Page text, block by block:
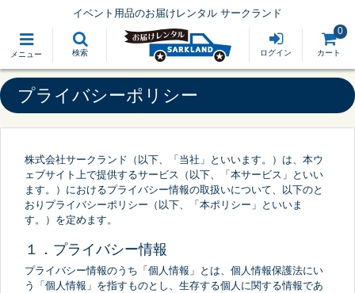
メニュー 検索
イベント用品のお届けレンタル サークランド
ログイン カート
0
プライバシーポリシー
株式会社サークランド（以下、「当社」といいます。）は、本ウ
ェブサイト上で提供するサービス（以下、「本サービス」といい
ます。）におけるプライバシー情報の取扱いについて、以下のと
おりプライバシーポリシー（以下、「本ポリシー」といいま
す。）を定めます。
１．プライバシー情報
プライバシー情報のうち「個人情報」とは、個人情報保護法にい
う「個人情報」を指すものとし、生存する個人に関する情報であ